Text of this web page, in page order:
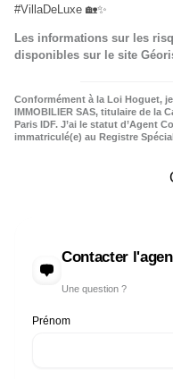
#VillaDeLuxe 🏡✨
Les informations sur les
disponibles sur le site
Conformément à la Loi Hoguet,
IMMOBILIER SAS, titulaire de la
Paris IDF. J’ai le statut d’Agent
immatriculé(e) au Registre
Contacter
Une question ?
Prénom